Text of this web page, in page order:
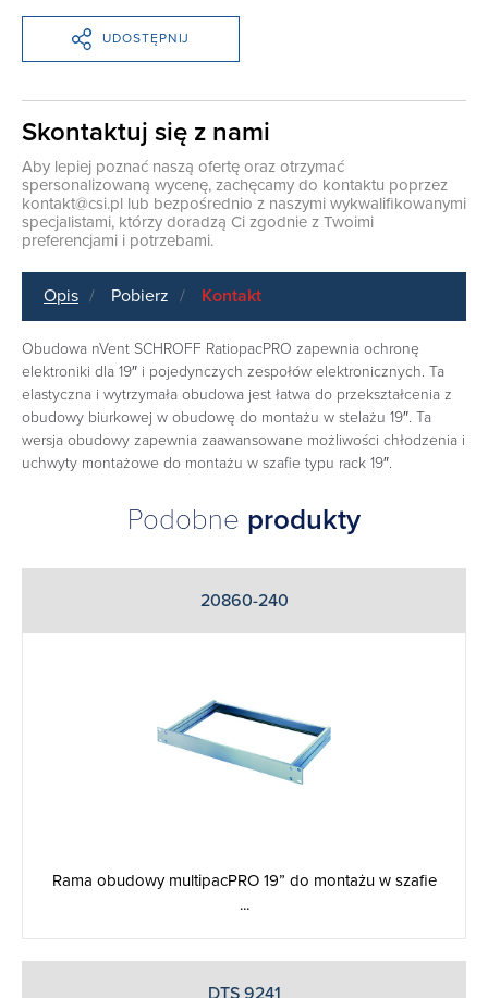
UDOSTĘPNIJ
Skontaktuj się z nami
Aby lepiej poznać naszą ofertę oraz otrzymać
spersonalizowaną wycenę, zachęcamy do kontaktu poprzez
kontakt@csi.pl lub bezpośrednio z naszymi wykwalifikowanymi
specjalistami, którzy doradzą Ci zgodnie z Twoimi
preferencjami i potrzebami.
Opis Pobierz Kontakt
Obudowa nVent SCHROFF RatiopacPRO zapewnia ochronę
elektroniki dla 19″ i pojedynczych zespołów elektronicznych. Ta
elastyczna i wytrzymała obudowa jest łatwa do przekształcenia z
obudowy biurkowej w obudowę do montażu w stelażu 19″. Ta
wersja obudowy zapewnia zaawansowane możliwości chłodzenia i
uchwyty montażowe do montażu w szafie typu rack 19″.
Podobne produkty
20860-240
Rama obudowy multipacPRO 19” do montażu w szafie
...